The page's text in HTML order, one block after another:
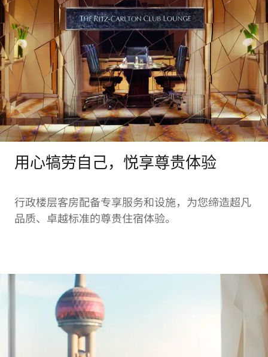
用心犒劳自己，悦享尊贵体验
行政楼层客房配备专享服务和设施，为您缔造超凡
品质、卓越标准的尊贵住宿体验。